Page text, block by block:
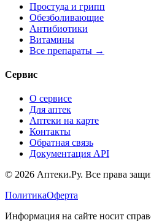
Простуда и грипп
Обезболивающие
Антибиотики
Витамины
Все препараты →
Сервис
О сервисе
Для аптек
Аптеки на карте
Контакты
Обратная связь
Документация API
© 2026 Аптеки.Ру. Все права
ПолитикаОферта
Информация на сайте носит